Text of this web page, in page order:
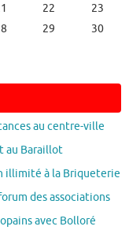
22
23
29
30
au centre-ville
au Baraillot
illimité à la Briqueterie
des associations
avec Bolloré